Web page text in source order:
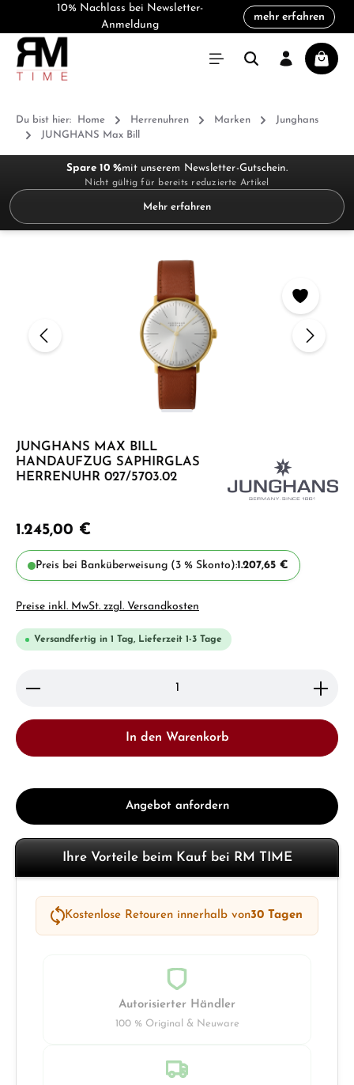
10% Nachlass bei Newsletter-
Anmeldung
mehr erfahren
Du bist hier: Home Herrenuhren Marken
Junghans
JUNGHANS Max Bill
Spare 10 %mit unserem Newsletter-Gutschein.
Nicht gültig für bereits reduzierte Artikel
Mehr erfahren
JUNGHANS MAX BILL
HANDAUFZUG SAPHIRGLAS
HERRENUHR 027/5703.02
1.245,00 €
Preis bei Banküberweisung (3 % Skonto):1.207,65 €
Preise inkl. MwSt. zzgl. Versandkosten
Versandfertig in 1 Tag, Lieferzeit 1-3 Tage
Produkt Anzahl: Gib den gewünschten Wert ein
In den Warenkorb
Angebot anfordern
Ihre Vorteile beim Kauf bei RM TIME
Kostenlose Retouren innerhalb von30 Tagen
Autorisierter Händler
100 % Original & Neuware